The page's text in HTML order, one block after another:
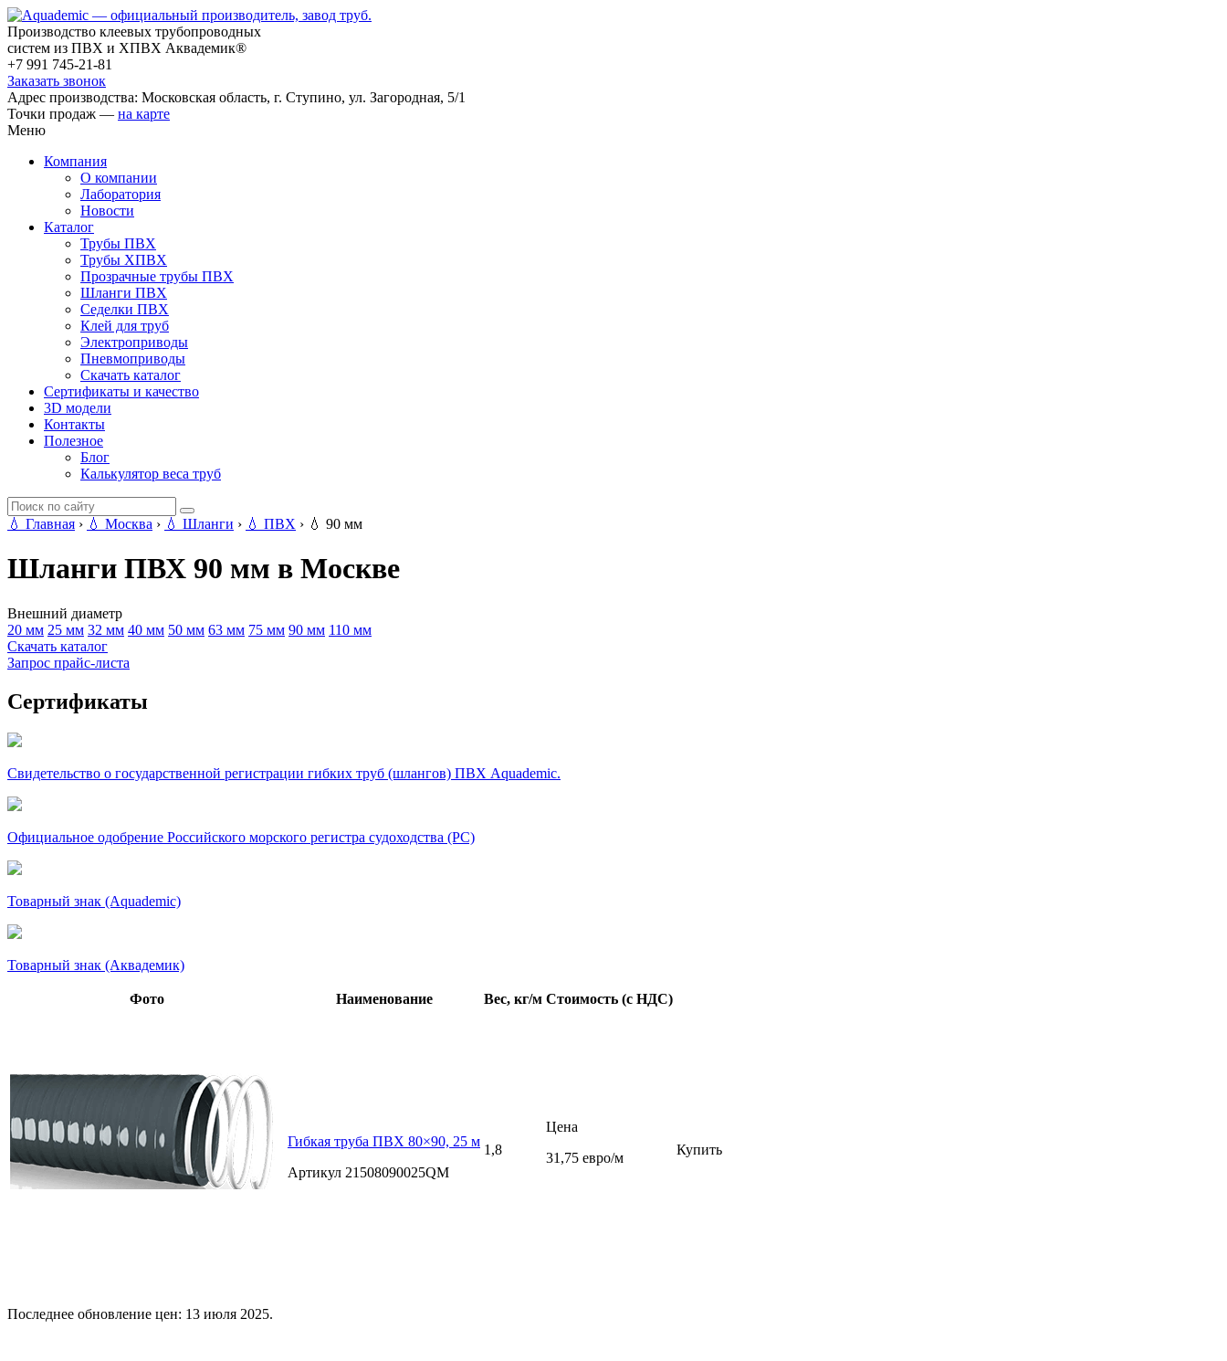
Производство клеевых трубопроводных
систем из ПВХ и ХПВХ Аквадемик®
+7 991 745-21-81
Заказать звонок
Адрес производства: Московская область, г. Ступино, ул. Загородная, 5/1
Точки продаж — на карте
Меню
Компания
О компании
Лаборатория
Новости
Каталог
Трубы ПВХ
Трубы ХПВХ
Прозрачные трубы ПВХ
Шланги ПВХ
Седелки ПВХ
Клей для труб
Электроприводы
Пневмоприводы
Скачать каталог
Сертификаты и качество
3D модели
Контакты
Полезное
Блог
Калькулятор веса труб
💧 Главная › 💧 Москва › 💧 Шланги › 💧 ПВХ › 💧 90 мм
Шланги ПВХ 90 мм в Москве
Внешний диаметр
20 мм 25 мм 32 мм 40 мм 50 мм 63 мм 75 мм 90 мм 110 мм
Скачать каталог
Запрос прайс-листа
Сертификаты
Свидетельство о государственной регистрации гибких труб (шлангов) ПВХ Aquademic.
Официальное одобрение Российского морского регистра судоходства (РС)
Товарный знак (Aquademic)
Товарный знак (Аквадемик)
Фото Наименование Вес, кг/м Стоимость (с НДС)
Гибкая труба ПВХ 80×90, 25 м
Артикул 21508090025QM
1,8
Цена
31,75 евро/м
Купить
Последнее обновление цен: 13 июля 2025.